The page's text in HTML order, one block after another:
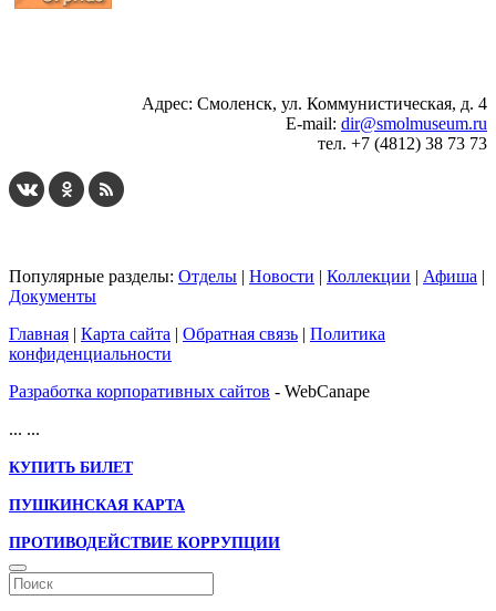
Адрес: Смоленск, ул. Коммунистическая, д. 4
E-mail: dir@smolmuseum.ru
тел. +7 (4812) 38 73 73
Популярные разделы: Отделы | Новости | Коллекции | Афиша |
Документы
Главная | Карта сайта | Обратная связь | Политика
конфиденциальности
Разработка корпоративных сайтов - WebCanape
... ...
КУПИТЬ БИЛЕТ
ПУШКИНСКАЯ КАРТА
ПРОТИВОДЕЙСТВИЕ КОРРУПЦИИ